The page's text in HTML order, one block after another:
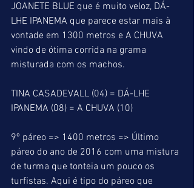
JOANETE BLUE que é muito veloz, DÁ-
LHE IPANEMA que parece estar mais à
vontade em 1300 metros e A CHUVA
vindo de ótima corrida na grama
misturada com os machos.
TINA CASADEVALL (04) = DÁ-LHE
IPANEMA (08) = A CHUVA (10)
9º páreo => 1400 metros => Último
páreo do ano de 2016 com uma mistura
de turma que tonteia um pouco os
turfistas. Aqui é tipo do páreo que